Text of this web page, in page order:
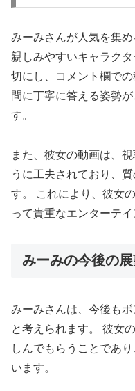
みーみさんが人気を集
親しみやすいキャラク
切にし、コメント欄で
問に丁寧に答える姿勢
す。
また、彼女の動画は、
うに工夫されており、
す。 これにより、彼女
って貴重なエンターテ
みーみの今後の展
みーみさんは、今後も
と考えられます。 彼女
しんでもらうことであ
います。